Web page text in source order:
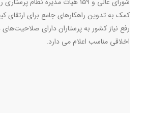
کمک به تدوین راهکارهای جامع برای ارتقای
رفع نیاز کشور به پرستاران دارای صلاحیتهای
اخلاقی مناسب اعلام می دارد.